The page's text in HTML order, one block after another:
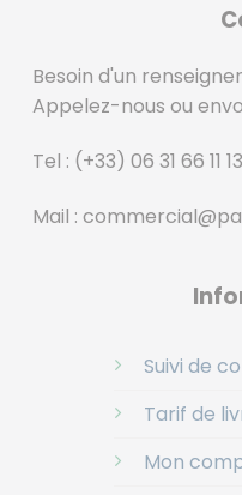
Besoin d'un
Appelez-nous ou
Tel : (+33) 06 31 66 11 13
Mail :
Suivi de
Tarif de
Mon